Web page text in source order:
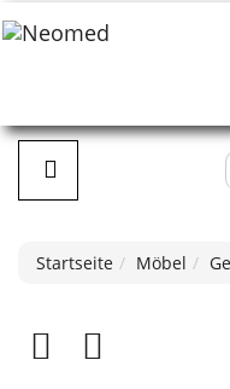
Startseite Möbel